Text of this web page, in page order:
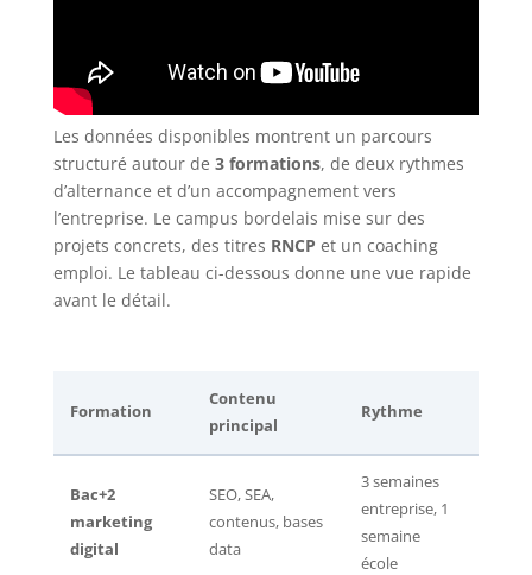
Les données disponibles montrent un parcours
structuré autour de 3 formations, de deux rythmes
d’alternance et d’un accompagnement vers
l’entreprise. Le campus bordelais mise sur des
projets concrets, des titres RNCP et un coaching
emploi. Le tableau ci-dessous donne une vue rapide
avant le détail.
Formation
Contenu
principal
Rythme
Bac+2
marketing
digital
SEO, SEA,
contenus, bases
data
3 semaines
entreprise, 1
semaine
école